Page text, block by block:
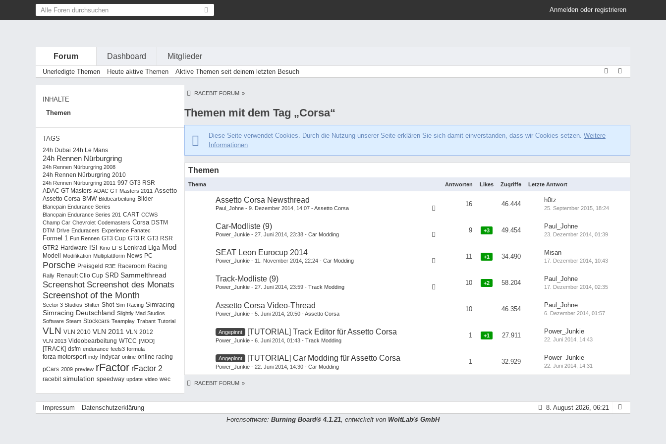
Anmelden oder registrieren
Forum Dashboard Mitglieder
Unerledigte Themen Heute aktive Themen Aktive Themen seit deinem letzten Besuch
INHALTE
Themen
TAGS
24h Dubai 24h Le Mans
24h Rennen Nürburgring
24h Rennen Nürburgring 2008
24h Rennen Nürburgring 2010
24h Rennen Nürburgring 2011 997 GT3 RSR
ADAC GT Masters ADAC GT Masters 2011 Assetto
Assetto Corsa BMW Bildbearbeitung Bilder
Blancpain Endurance Series
Blancpain Endurance Series 201 CART CCWS
Champ Car Chevrolet Codemasters Corsa DSTM
DTM Drive Enduracers Experience Fanatec
Formel 1 Fun Rennen GT3 Cup GT3 R GT3 RSR
GTR2 Hardware ISI Kino LFS Lenkrad Liga Mod
Modell Modifikation Multiplattform News PC
Porsche Preisgeld R3E Raceroom Racing
Rally Renault Clio Cup SRD Sammelthread
Screenshot Screenshot des Monats
Screenshot of the Month
Sector 3 Studios Shifter Shot Sim-Racing Simracing
Simracing Deutschland Slightly Mad Studios
Software Steam Stockcars Teamplay Trabant Tutorial
VLN VLN 2010 VLN 2011 VLN 2012
VLN 2013 Videobearbeitung WTCC [MOD]
[TRACK] dsfm endurance feels3 formula
forza motorsport indy indycar online online racing
pCars 2009 preview rFactor rFactor 2
racebit simulation speedway update video wec
RACEBIT FORUM »
Themen mit dem Tag „Corsa“
Diese Seite verwendet Cookies. Durch die Nutzung unserer Seite erklären Sie sich damit einverstanden, dass wir Cookies setzen. Weitere
Informationen
Themen
Thema Antworten Likes Zugriffe Letzte Antwort
Assetto Corsa Newsthread
Paul_Johne 9. Dezember 2014, 14:07 Assetto Corsa
16 46.444
h0tz
25. September 2015, 18:24
Car-Modliste (9)
Power_Junkie 27. Juni 2014, 23:38 Car Modding
9 +3 49.454
Paul_Johne
23. Dezember 2014, 01:39
SEAT Leon Eurocup 2014
Power_Junkie 11. November 2014, 22:24 Car Modding
11 +1 34.490
Misan
17. Dezember 2014, 10:43
Track-Modliste (9)
Power_Junkie 27. Juni 2014, 23:59 Track Modding
10 +2 58.204
Paul_Johne
17. Dezember 2014, 02:35
Assetto Corsa Video-Thread
Power_Junkie 5. Juni 2014, 20:50 Assetto Corsa
10 46.354
Paul_Johne
6. Dezember 2014, 01:57
Angepinnt [TUTORIAL] Track Editor für Assetto Corsa
Power_Junkie 6. Juni 2014, 01:43 Track Modding
1 +1 27.911
Power_Junkie
22. Juni 2014, 14:43
Angepinnt [TUTORIAL] Car Modding für Assetto Corsa
Power_Junkie 22. Juni 2014, 14:30 Car Modding
1 32.929
Power_Junkie
22. Juni 2014, 14:31
RACEBIT FORUM »
Impressum Datenschutzerklärung
8. August 2026, 06:21
Forensoftware: Burning Board® 4.1.21, entwickelt von WoltLab® GmbH